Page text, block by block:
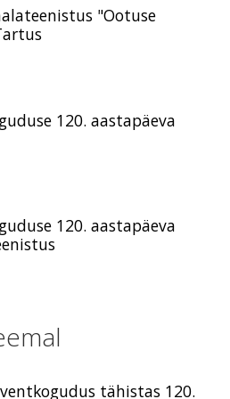
"Ootuse
120. aastapäeva
120. aastapäeva
tähistas 120.